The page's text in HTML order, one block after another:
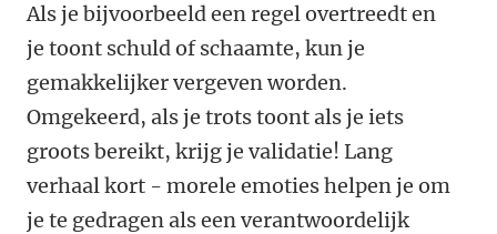
Als je bijvoorbeeld een regel overtreedt en
je toont schuld of schaamte, kun je
gemakkelijker vergeven worden.
Omgekeerd, als je trots toont als je iets
groots bereikt, krijg je validatie! Lang
verhaal kort - morele emoties helpen je om
je te gedragen als een verantwoordelijk